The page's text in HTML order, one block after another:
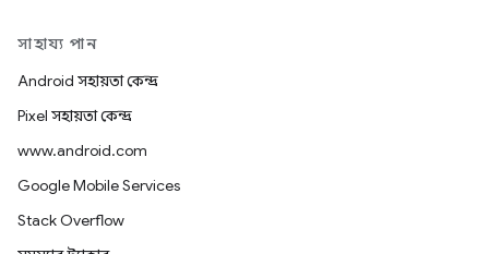
সাহায্য পান
Android সহায়তা কেন্দ্র
Pixel সহায়তা কেন্দ্র
www.android.com
Google Mobile Services
Stack Overflow